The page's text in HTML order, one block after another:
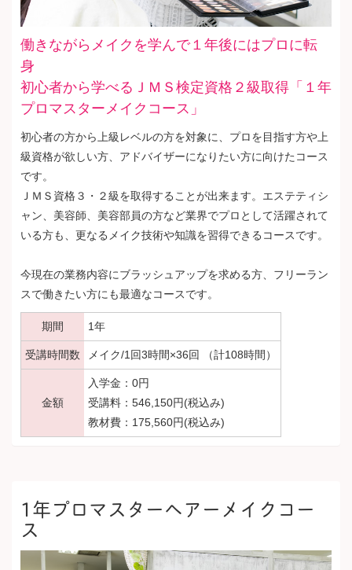
働きながらメイクを学んで１年後にはプロに転
身
初心者から学べるＪＭＳ検定資格２級取得「１年
プロマスターメイクコース」
初心者の方から上級レベルの方を対象に、プロを目指す方や上
級資格が欲しい方、アドバイザーになりたい方に向けたコース
です。
ＪＭＳ資格３・２級を取得することが出来ます。エステティシ
ャン、美容師、美容部員の方など業界でプロとして活躍されて
いる方も、更なるメイク技術や知識を習得できるコースです。
今現在の業務内容にブラッシュアップを求める方、フリーラン
スで働きたい方にも最適なコースです。
期間 1年
受講時間数 メイク/1回3時間×36回 （計108時間）
金額
入学金：0円
受講料：546,150円(税込み)
教材費：175,560円(税込み)
1年プロマスターヘアーメイクコー
ス